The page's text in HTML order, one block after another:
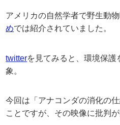
アメリカの自然学者で野生動
めでは紹介されていました。
twitterを見てみると、環境保
象。
今回は「アナコンダの消化の
ことですが、その映像に批判